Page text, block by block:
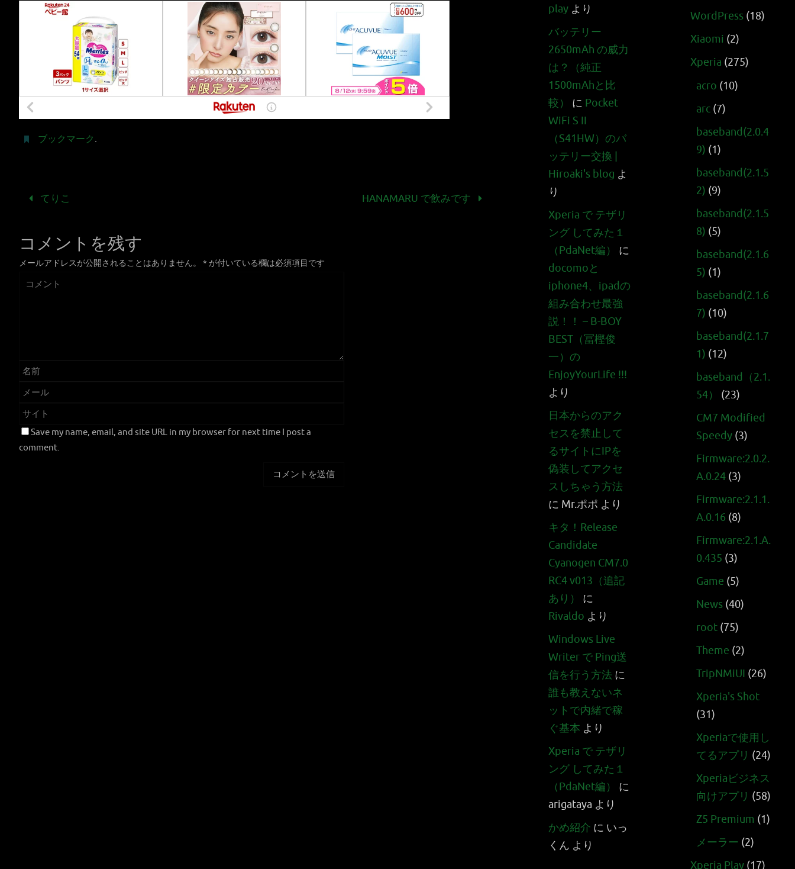
ブックマーク .
てりこ HANAMARU で飲みです
コメントを残す
メールアドレスが公開されることはありません。 * が付いている欄は必須項目です
Save my name, email, and site URL in my browser for next time I post a
comment.
play より
バッテリー
2650mAh の威力
は？（純正
1500mAhと比
較）
に Pocket
WiFi S II
（S41HW）のバ
ッテリー交換 |
Hiroaki's blog よ
り
Xperia で テザリ
ング してみた１
（PdaNet編）
に
docomoと
iphone4、ipadの
組み合わせ最強
説！！ – B-BOY
BEST（冨樫俊
一）の
EnjoyYourLife !!!
より
日本からのアク
セスを禁止して
るサイトにIPを
偽装してアクセ
スしちゃう方法
に Mr.ポポ より
キタ！Release
Candidate
Cyanogen CM7.0
RC4 v013（追記
あり）
に
Rivaldo より
Windows Live
Writer で Ping送
信を行う方法 に
誰も教えないネ
ットで内緒で稼
ぐ基本 より
Xperia で テザリ
ング してみた１
（PdaNet編）
に
arigataya より
かめ紹介 に いっ
くん より
WordPress (18)
Xiaomi (2)
Xperia (275)
acro (10)
arc (7)
baseband(2.0.4
9) (1)
baseband(2.1.5
2) (9)
baseband(2.1.5
8) (5)
baseband(2.1.6
5) (1)
baseband(2.1.6
7) (10)
baseband(2.1.7
1) (12)
baseband（2.1.
54）
(23)
CM7 Modified
Speedy (3)
Firmware:2.0.2.
A.0.24 (3)
Firmware:2.1.1.
A.0.16 (8)
Firmware:2.1.A.
0.435 (3)
Game (5)
News (40)
root (75)
Theme (2)
TripNMiUI (26)
Xperia's Shot
(31)
Xperiaで使用し
てるアプリ (24)
Xperiaビジネス
向けアプリ (58)
Z5 Premium (1)
メーラー (2)
Xperia Play (17)